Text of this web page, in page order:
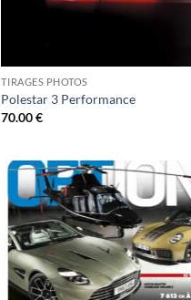
TIRAGES PHOTOS
Polestar 3 Performance
70.00€